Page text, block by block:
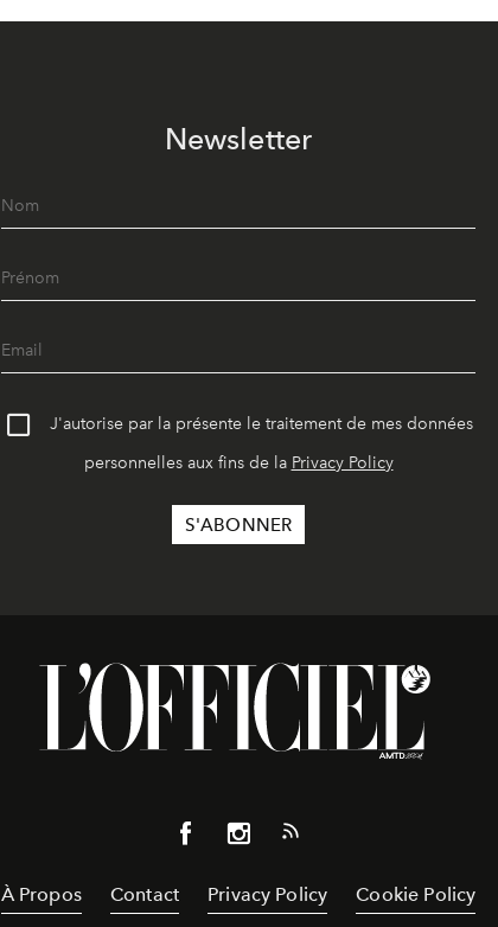
Newsletter
J'autorise par la présente le traitement de mes données
personnelles aux fins de la Privacy Policy
À Propos Contact Privacy Policy Cookie Policy